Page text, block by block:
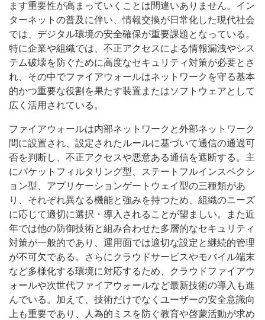
ます重要性が高まっていくことは間違いありません。イン
ターネットの普及に伴い、情報交換が日常化した現代社会
では、デジタル環境の安全確保が重要課題となっている。
特に企業や組織では、不正アクセスによる情報漏洩やシス
テム破壊を防ぐために高度なセキュリティ対策が必要とさ
れ、その中でファイアウォールはネットワークを守る基本
的かつ重要な役割を果たす装置またはソフトウェアとして
広く活用されている。
ファイアウォールは内部ネットワークと外部ネットワーク
間に設置され、設定されたルールに基づいて通信の通過可
否を判断し、不正アクセスや悪意ある通信を遮断する。主
にパケットフィルタリング型、ステートフルインスペクシ
ョン型、アプリケーションゲートウェイ型の三種類があ
り、それぞれ異なる機能と強みを持つため、組織のニーズ
に応じて適切に選択・導入されることが望ましい。また近
年では他の防御技術と組み合わせた多層的なセキュリティ
対策が一般的であり、運用面では適切な設定と継続的管理
が不可欠である。さらにクラウドサービスやモバイル端末
など多様化する環境に対応するため、クラウドファイアウ
ォールや次世代ファイアウォールなど最新技術の導入も進
んでいる。加えて、技術だけでなくユーザーの安全意識向
上も重要であり、人為的ミスを防ぐ教育や啓蒙活動が求め